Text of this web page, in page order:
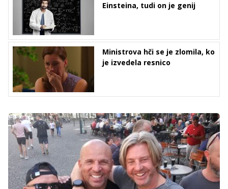
Einsteina, tudi on je genij
Ministrova hči se je zlomila, ko
je izvedela resnico